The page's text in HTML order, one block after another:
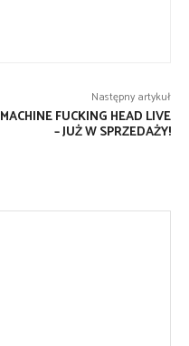
Następny artykuł
MACHINE FUCKING HEAD LIVE
– JUŻ W SPRZEDAŻY!